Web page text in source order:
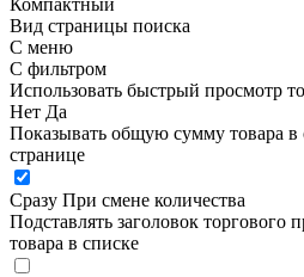
Компактный
Вид страницы поиска
С меню
С фильтром
Использовать быстрый просмотр
Нет Да
Показывать общую сумму товара в
странице
Сразу При смене количества
Подставлять заголовок торгового
товара в списке